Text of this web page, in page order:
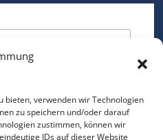
bieten, verwenden wir Technologien
zu speichern und/oder darauf
zustimmen, können wir
IDs auf dieser Website
*